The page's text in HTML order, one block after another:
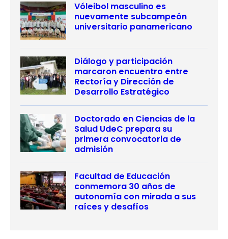
Vóleibol masculino es
nuevamente subcampeón
universitario panamericano
Diálogo y participación
marcaron encuentro entre
Rectoría y Dirección de
Desarrollo Estratégico
Doctorado en Ciencias de la
Salud UdeC prepara su
primera convocatoria de
admisión
Facultad de Educación
conmemora 30 años de
autonomía con mirada a sus
raíces y desafíos